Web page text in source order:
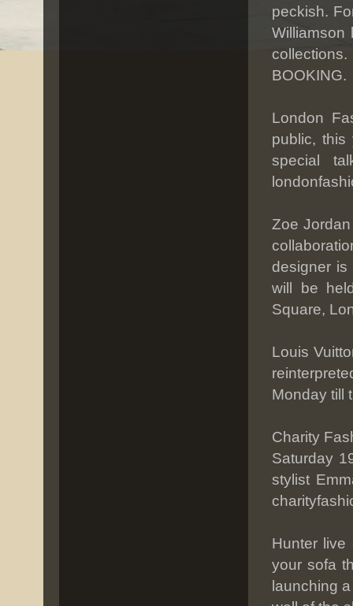
peckish.
Williamson
BOOKING.
London
public,
special
Zoe
designer is
will be
Square,
Louis
Monday till
Charity
Saturday
stylist
Hunter
your sofa
launching